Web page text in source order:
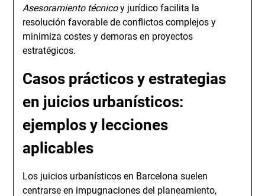
Asesoramiento técnicoy jurídico facilita la
resolución favorable de conflictos complejos y
minimiza costes y demoras en proyectos
estratégicos.
Casos prácticos y estrategias
en juicios urbanísticos:
ejemplos y lecciones
aplicables
Los juicios urbanísticos en Barcelona suelen
centrarse en impugnaciones del planeamiento,